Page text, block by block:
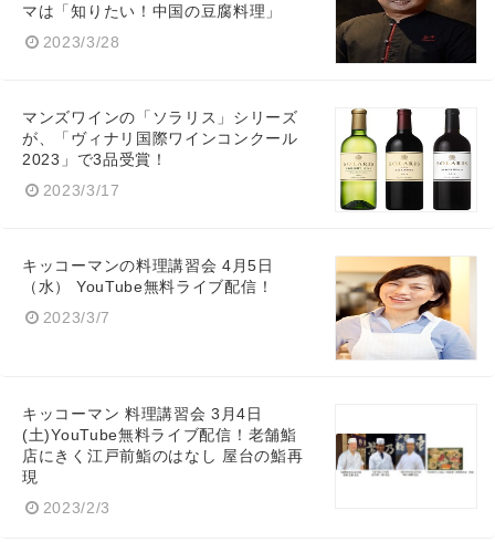
マは「知りたい！中国の豆腐料理」
2023/3/28
マンズワインの「ソラリス」シリーズ
が、「ヴィナリ国際ワインコンクール
2023」で3品受賞！
2023/3/17
キッコーマンの料理講習会 4月5日
（水） YouTube無料ライブ配信！
2023/3/7
キッコーマン 料理講習会 3月4日
(土)YouTube無料ライブ配信！老舗鮨
店にきく江戸前鮨のはなし 屋台の鮨再
現
2023/2/3